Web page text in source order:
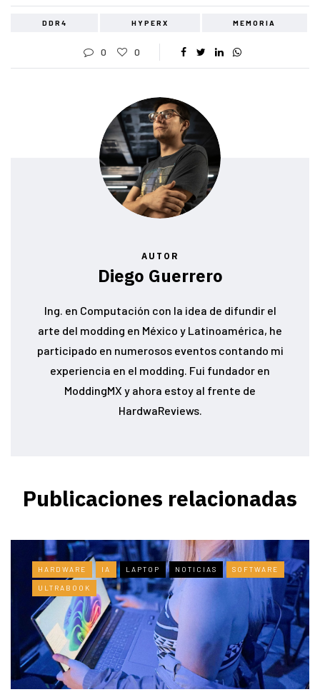
DDR4 HYPERX MEMORIA
0 0
AUTOR
Diego Guerrero
Ing. en Computación con la idea de difundir el
arte del modding en México y Latinoamérica, he
participado en numerosos eventos contando mi
experiencia en el modding. Fui fundador en
ModdingMX y ahora estoy al frente de
HardwaReviews.
Publicaciones relacionadas
HARDWARE IA LAPTOP NOTICIAS SOFTWARE
ULTRABOOK